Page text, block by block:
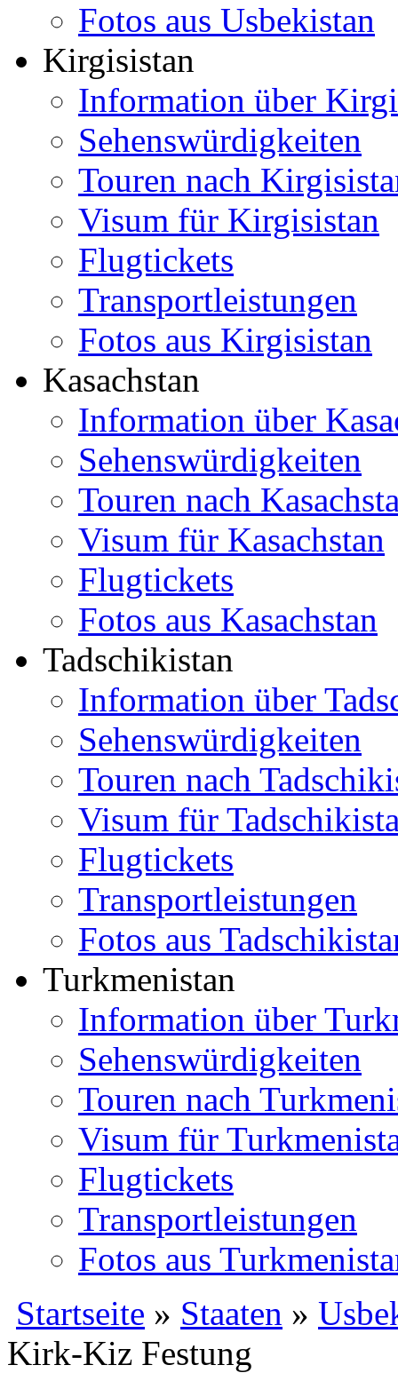
Fotos aus Usbekistan
Kirgisistan
Information über
Sehenswürdigkeiten
Touren nach
Visum für Kirgisistan
Flugtickets
Transportleistungen
Fotos aus Kirgisistan
Kasachstan
Information über
Sehenswürdigkeiten
Touren nach
Visum für Kasachstan
Flugtickets
Fotos aus Kasachstan
Tadschikistan
Information über
Sehenswürdigkeiten
Touren nach
Visum für
Flugtickets
Transportleistungen
Fotos aus
Turkmenistan
Information über
Sehenswürdigkeiten
Touren nach
Visum für
Flugtickets
Transportleistungen
Fotos aus
Startseite » Staaten »
Kirk-Kiz Festung